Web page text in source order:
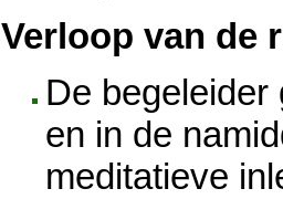
Verloop van de
De begeleider
en in de
meditatieve